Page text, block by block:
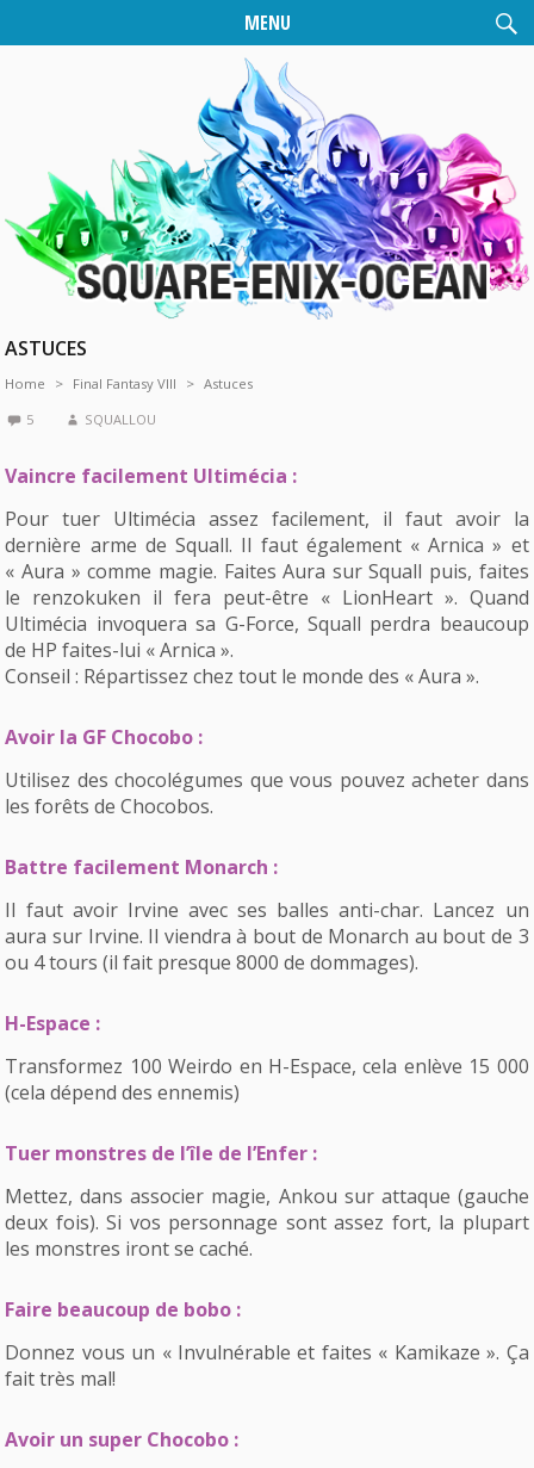
MENU
ASTUCES
Home Final Fantasy VIII
Astuces
5
SQUALLOU
Vaincre facilement Ultimécia :
Pour tuer Ultimécia assez facilement, il faut avoir la
dernière arme de Squall. Il faut également « Arnica » et
« Aura » comme magie. Faites Aura sur Squall puis, faites
le renzokuken il fera peut-être « LionHeart ». Quand
Ultimécia invoquera sa G-Force, Squall perdra beaucoup
de HP faites-lui « Arnica ».
Conseil : Répartissez chez tout le monde des « Aura ».
Avoir la GF Chocobo :
Utilisez des chocolégumes que vous pouvez acheter dans
les forêts de Chocobos.
Battre facilement Monarch :
Il faut avoir Irvine avec ses balles anti-char. Lancez un
aura sur Irvine. Il viendra à bout de Monarch au bout de 3
ou 4 tours (il fait presque 8000 de dommages).
H-Espace :
Transformez 100 Weirdo en H-Espace, cela enlève 15 000
(cela dépend des ennemis)
Tuer monstres de l’île de l’Enfer :
Mettez, dans associer magie, Ankou sur attaque (gauche
deux fois). Si vos personnage sont assez fort, la plupart
les monstres iront se caché.
Faire beaucoup de bobo :
Donnez vous un « Invulnérable et faites « Kamikaze ». Ça
fait très mal!
Avoir un super Chocobo :